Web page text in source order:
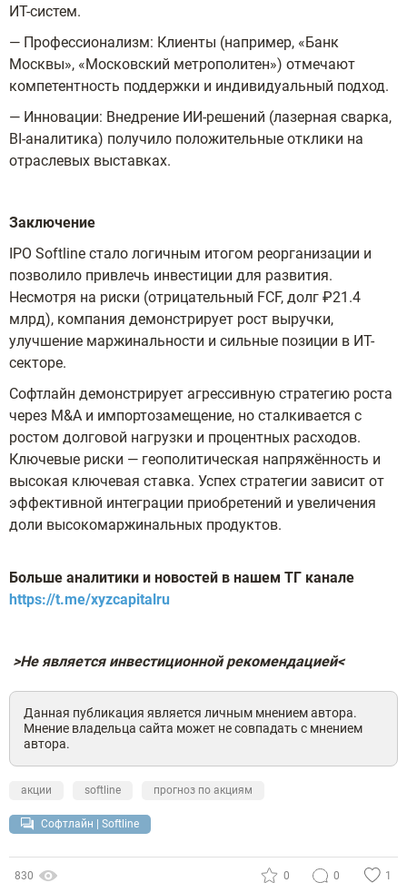
ИТ-систем.
— Профессионализм: Клиенты (например, «Банк
Москвы», «Московский метрополитен») отмечают
компетентность поддержки и индивидуальный подход.
— Инновации: Внедрение ИИ-решений (лазерная сварка,
BI-аналитика) получило положительные отклики на
отраслевых выставках.
Заключение
IPO Softline стало логичным итогом реорганизации и
позволило привлечь инвестиции для развития.
Несмотря на риски (отрицательный FCF, долг ₽21.4
млрд), компания демонстрирует рост выручки,
улучшение маржинальности и сильные позиции в ИТ-
секторе.
Софтлайн демонстрирует агрессивную стратегию роста
через M&A и импортозамещение, но сталкивается с
ростом долговой нагрузки и процентных расходов.
Ключевые риски — геополитическая напряжённость и
высокая ключевая ставка. Успех стратегии зависит от
эффективной интеграции приобретений и увеличения
доли высокомаржинальных продуктов.
Больше аналитики и новостей в нашем ТГ канале
https://t.me/xyzcapitalru
>Не является инвестиционной рекомендацией<
Данная публикация является личным мнением автора.
Мнение владельца сайта может не совпадать с мнением
автора.
акции softline прогноз по акциям
Софтлайн | Softline
830 0 0 1